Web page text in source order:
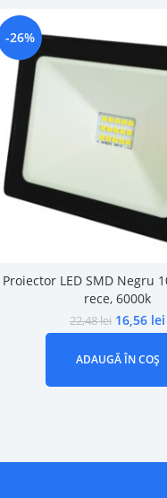
-26%
Proiector LED SMD Negru
rece, 6000k
22,48lei 16,56 lei
ADAUGĂ ÎN COȘ